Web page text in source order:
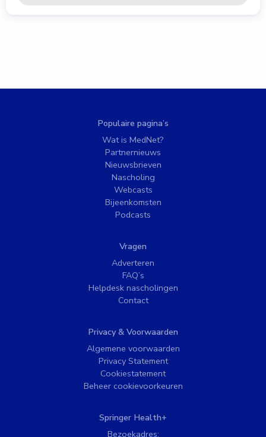
Populaire pagina’s
Wat is MedNet?
Partnernieuws
Nieuwsbrieven
Nascholing
Webcasts
Bijeenkomsten
Podcasts
Vragen
Adverteren
FAQ’s
Helpdesk nascholingen
Contact
Privacy & Voorwaarden
Algemene voorwaarden
Privacy Statement
Cookiestatement
Beheer cookievoorkeuren
Springer Health+
Bezoekadres: